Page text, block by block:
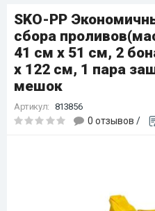
SKO-PP
сбора
41 см x 51 см, 2
x 122 см, 1 пара
мешок
Артикул: 813856
0 отзывов /